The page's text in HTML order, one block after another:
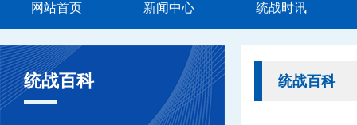
网站首页 新闻中心 统战时讯
统战百科
统战百科